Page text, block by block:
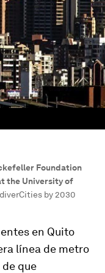
Foundation
the University of
by 2030
en Quito
línea de metro
que